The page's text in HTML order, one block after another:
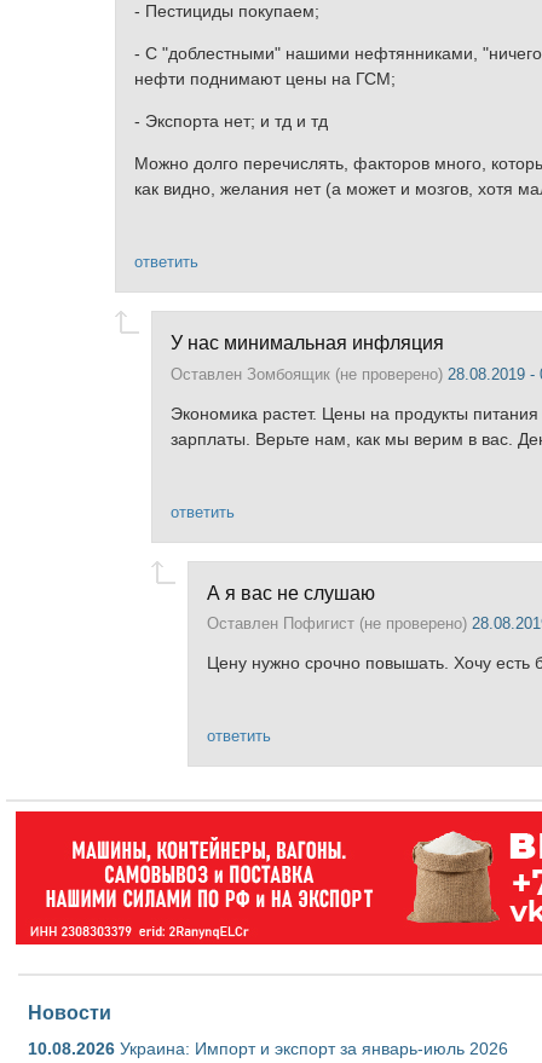
- Пестициды покупаем;
- С "доблестными" нашими нефтянниками,
нефти поднимают цены на ГСМ;
- Экспорта нет; и тд и тд
Можно долго перечислять, факторов много,
как видно, желания нет (а может и мозгов, хотя
ответить
У нас минимальная инфляция
Оставлен Зомбоящик (не проверено) 28.08.2019 -
Экономика растет. Цены на продукты
зарплаты. Верьте нам, как мы верим в вас.
ответить
А я вас не слушаю
Оставлен Пофигист (не проверено)
Цену нужно срочно повышать. Хочу есть
ответить
Новости
10.08.2026 Украина: Импорт и экспорт за январь-июль 2026